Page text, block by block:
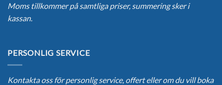
Moms tillkommer på samtliga priser, summering sker i
kassan.
PERSONLIG SERVICE
Kontakta oss för personlig service, offert eller om du vill boka